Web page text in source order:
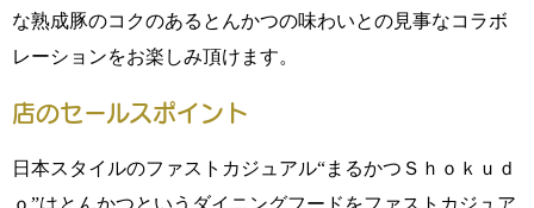
な熟成豚のコクのあるとんかつの味わいとの見事なコラボ
レーションをお楽しみ頂けます。
店のセールスポイント
日本スタイルのファストカジュアル“まるかつＳｈｏｋｕｄ